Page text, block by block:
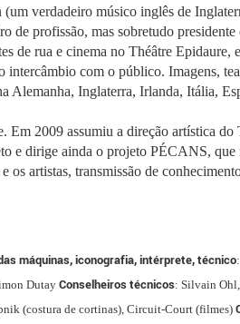
verdadeiro músico inglês de
de profissão, mas sobretudo
de rua e cinema no Théâtre Epidaure,
com o público. Imagens,
Alemanha, Inglaterra, Irlanda, Itália,
Em 2009 assumiu a direção artística
e dirige ainda o projeto PÉCANS, que
artistas, transmissão de
máquinas, iconografia, intérprete, técnico
DutayConselheiros técnicos: Silvain
(costura de cortinas), Circuit-Court (filmes)